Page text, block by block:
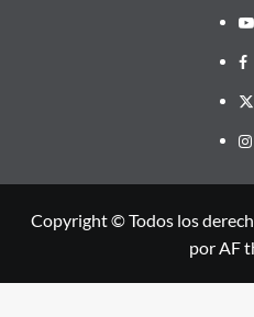
Copyright © Todos los
por AF